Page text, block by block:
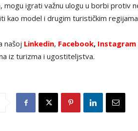
mogu igrati važnu ulogu u borbi protiv
kao model i drugim turističkim regijama
našoj Linkedin, Facebook, Instagram
iz turizma i ugostiteljstva.